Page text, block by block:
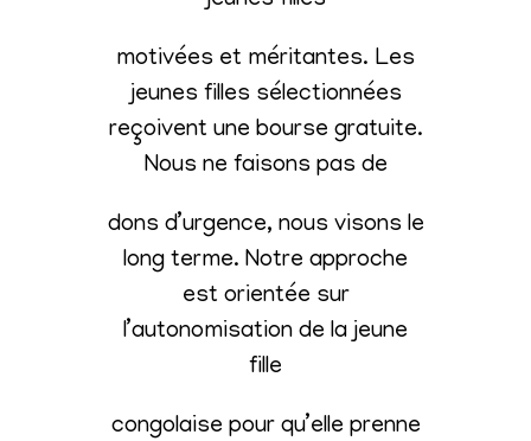
motivées et méritantes. Les
jeunes filles sélectionnées
reçoivent une bourse gratuite.
Nous ne faisons pas de
dons d’urgence, nous visons le
long terme. Notre approche
est orientée sur
l’autonomisation de la jeune
fille
congolaise pour qu’elle prenne